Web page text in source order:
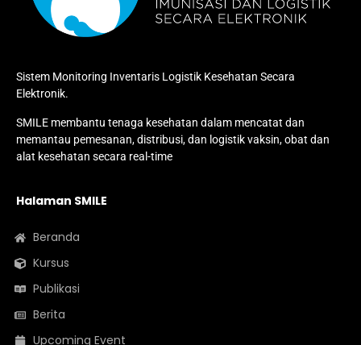
Sistem Monitoring Inventaris Logistik Kesehatan Secara
Elektronik.
SMILE membantu tenaga kesehatan dalam mencatat dan
memantau pemesanan, distribusi, dan logistik vaksin, obat dan
alat kesehatan secara real-time
Halaman SMILE
Beranda
Kursus
Publikasi
Berita
Upcoming Event